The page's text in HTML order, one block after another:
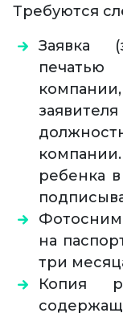
Требуются
Заявка
печатью
ребенка
на
три
Копия